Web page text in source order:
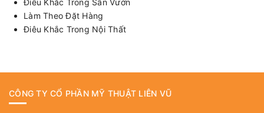
Làm Theo Đặt Hàng
Điêu Khắc Trong Nội Thất
CÔNG TY CỔ PHẦN MỸ THUẬT LIÊN VŨ